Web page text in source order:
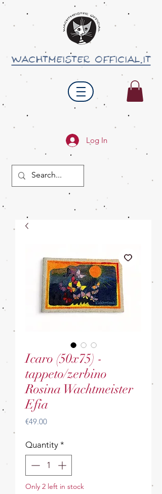
wachtmeister official.it
Log In
Icaro (50x75) -
tappeto/zerbino
Rosina Wachtmeister
Efia
€49.00Price
Quantity *
Only 2 left in stock